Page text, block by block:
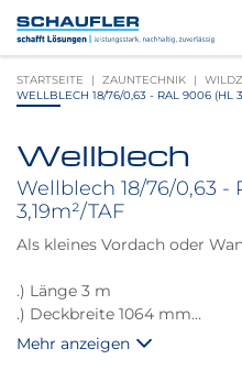
Inhalt
Hauptnavigation
Footernavigation
Logo
Schaufler
verlinkt
zur
STARTSEITE ZAUNTECHNIK
WELLBLECH 18/76/0,63 - RAL 9006 (HL
Produktbilder
Wellblech
Wellblech 18/76/0,63 -
3,19m²/TAF
Als kleines Vordach oder
.) Länge 3 m
.) Deckbreite 1064 mm
.) Stärke 0,63 mm
Mehr anzeigen